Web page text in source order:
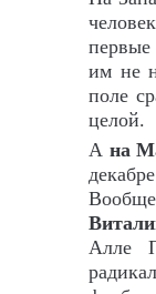
первые
им не
поле
целой.
А на
Вообще
Алле